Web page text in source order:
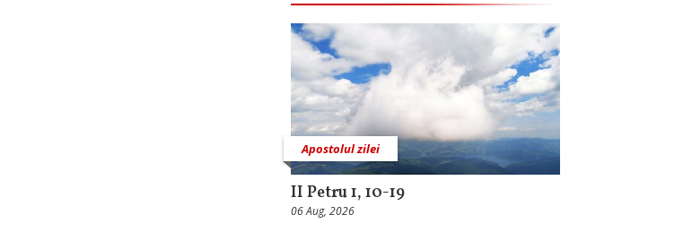
Apostolul zilei
II Petru 1, 10-19
06 Aug, 2026